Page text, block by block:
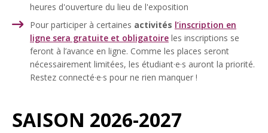
heures d'ouverture du lieu de l'exposition
Pour participer à certaines activités l’inscription en
ligne sera gratuite et obligatoire les inscriptions se
feront à l’avance en ligne. Comme les places seront
nécessairement limitées, les étudiant·e·s auront la priorité.
Restez connecté·e·s pour ne rien manquer !
SAISON 2026-2027